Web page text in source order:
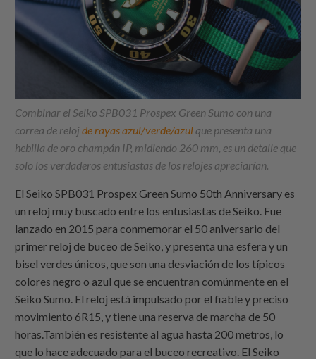
Combinar el Seiko SPB031 Prospex Green Sumo con una
correa de relojde rayas azul/verde/azulque presenta una
hebilla de oro champán IP, midiendo 260 mm, es un detalle que
solo los verdaderos entusiastas de los relojes apreciarían.
El Seiko SPB031 Prospex Green Sumo 50th Anniversary es
un reloj muy buscado entre los entusiastas de Seiko. Fue
lanzado en 2015 para conmemorar el 50 aniversario del
primer reloj de buceo de Seiko, y presenta una esfera y un
bisel verdes únicos, que son una desviación de los típicos
colores negro o azul que se encuentran comúnmente en el
Seiko Sumo. El reloj está impulsado por el fiable y preciso
movimiento 6R15, y tiene una reserva de marcha de 50
horas.También es resistente al agua hasta 200 metros, lo
que lo hace adecuado para el buceo recreativo. El Seiko